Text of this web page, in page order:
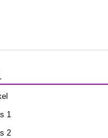
1
2